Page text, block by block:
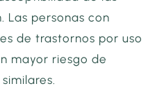
Las personas con
de trastornos por uso
mayor riesgo de